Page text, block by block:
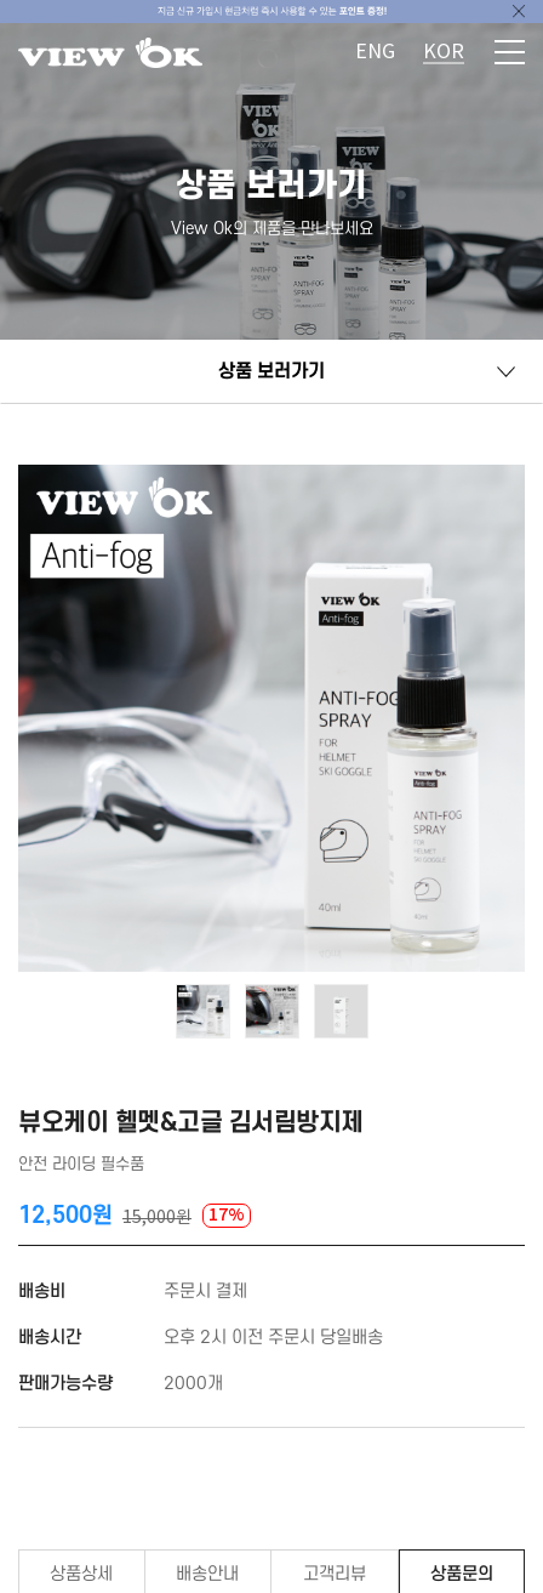
ENG KOR
상품 보러가기
View Ok의 제품을 만나보세요
상품 보러가기
뷰오케이 헬멧&고글 김서림방지제
안전 라이딩 필수품
12,500원 15,000원 17%
배송비 주문시 결제
배송시간 오후 2시 이전 주문시 당일배송
판매가능수량 2000개
상품상세 배송안내 고객리뷰 상품문의